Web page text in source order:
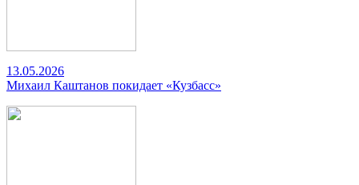
13.05.2026
Михаил Каштанов покидает «Кузбасс»